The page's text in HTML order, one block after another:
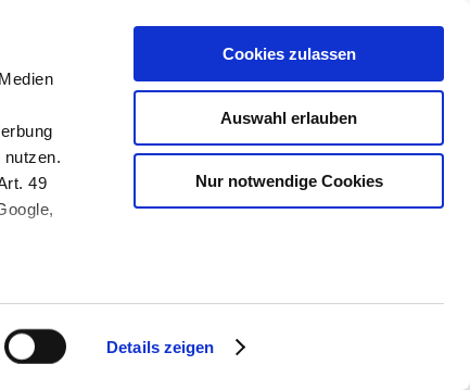
49
Details zeigen
Cookies zulassen
Auswahl erlauben
Nur notwendige Cookies